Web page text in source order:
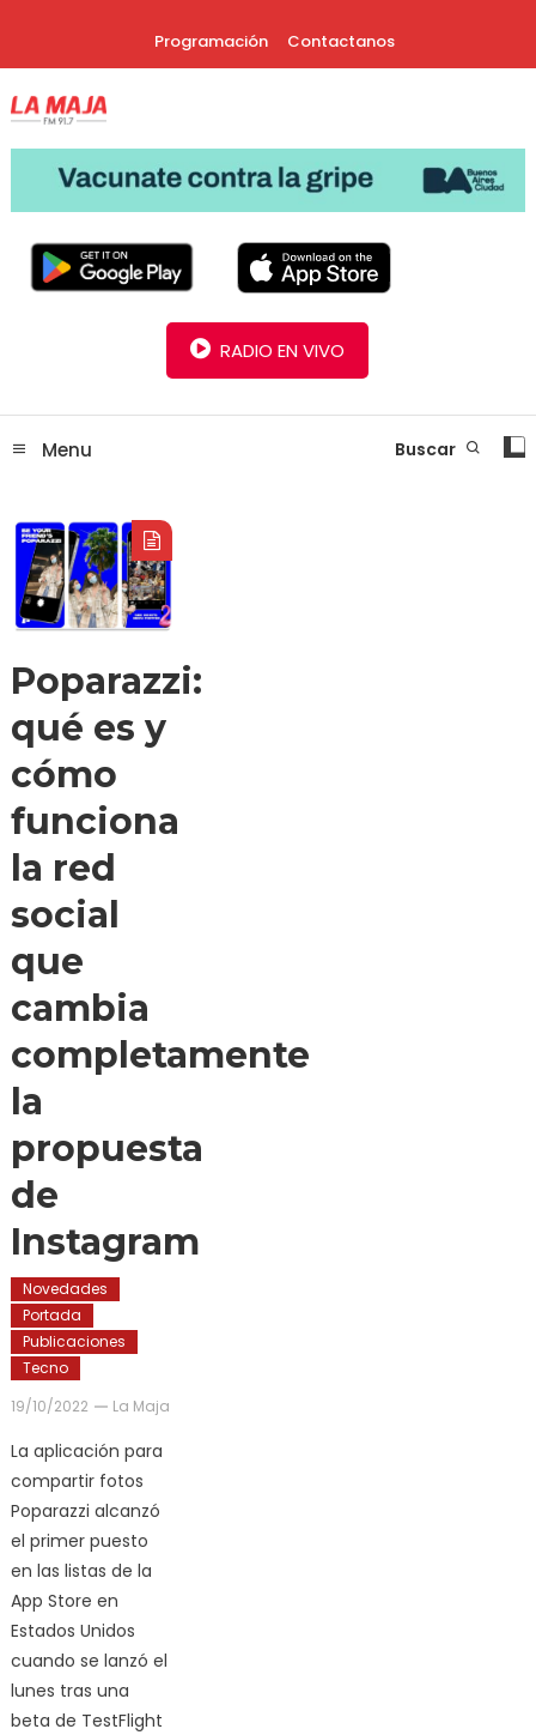
Programación Contactanos
Radio La Maja
RADIO EN VIVO
Menu Buscar
Poparazzi:
qué es y
cómo
funciona
la red
social
que
cambia
completamente
la
propuesta
de
Instagram
Novedades
Portada
Publicaciones
Tecno
19/10/2022
La Maja
La aplicación para
compartir fotos
Poparazzi alcanzó
el primer puesto
en las listas de la
App Store en
Estados Unidos
cuando se lanzó el
lunes tras una
beta de TestFlight